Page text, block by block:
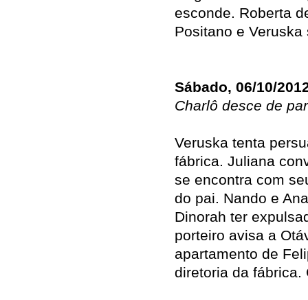
esconde. Roberta
Positano e
Sábado, 06/10/
Charlô desce de
Veruska tenta
fábrica. Juliana
se encontra com
do pai. Nando e
Dinorah ter
porteiro avisa a
apartamento de
diretoria da fábrica.